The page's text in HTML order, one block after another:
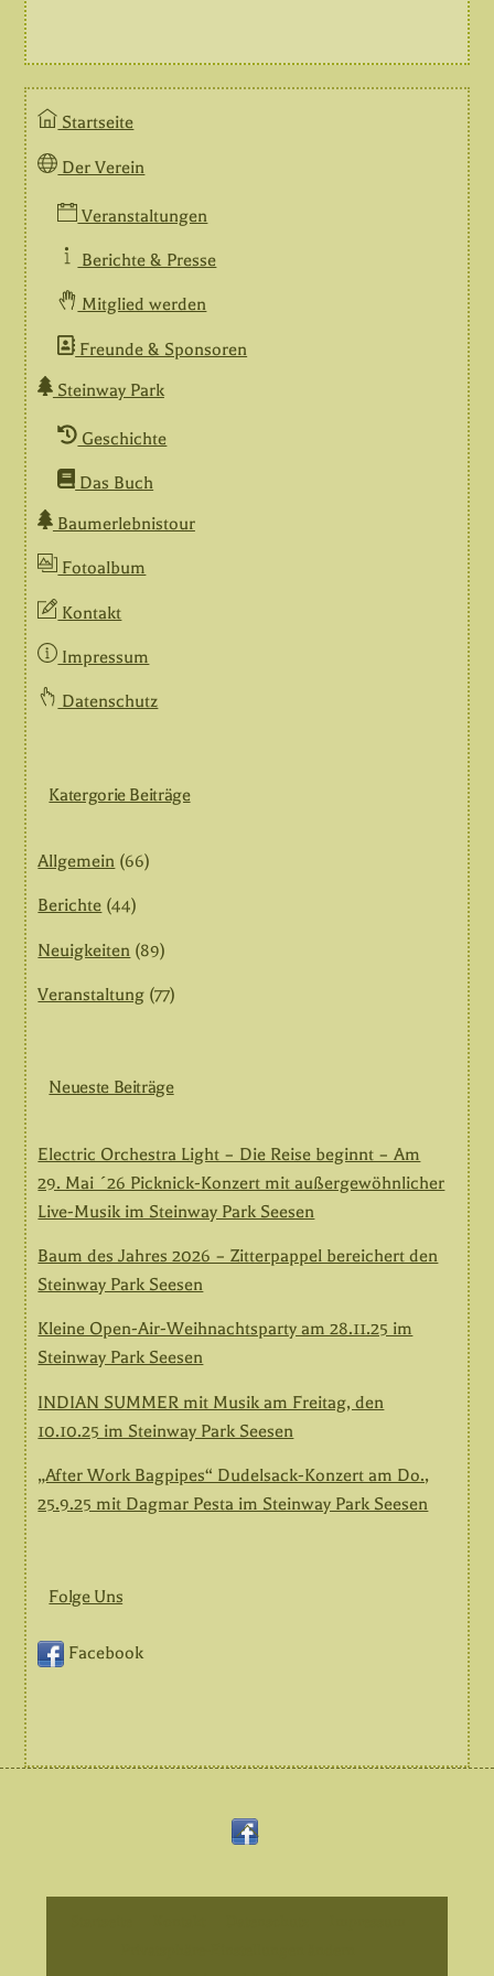
Startseite
Der Verein
Veranstaltungen
Berichte & Presse
Mitglied werden
Freunde & Sponsoren
Steinway Park
Geschichte
Das Buch
Baumerlebnistour
Fotoalbum
Kontakt
Impressum
Datenschutz
Katergorie Beiträge
Allgemein (66)
Berichte (44)
Neuigkeiten (89)
Veranstaltung (77)
Neueste Beiträge
Electric Orchestra Light – Die Reise beginnt – Am
29. Mai ´26 Picknick-Konzert mit außergewöhnlicher
Live-Musik im Steinway Park Seesen
Baum des Jahres 2026 – Zitterpappel bereichert den
Steinway Park Seesen
Kleine Open-Air-Weihnachtsparty am 28.11.25 im
Steinway Park Seesen
INDIAN SUMMER mit Musik am Freitag, den
10.10.25 im Steinway Park Seesen
„After Work Bagpipes“ Dudelsack-Konzert am Do.,
25.9.25 mit Dagmar Pesta im Steinway Park Seesen
Folge Uns
Facebook
Back